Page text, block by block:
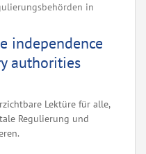
in
independence
authorities
Lektüre für alle,
Regulierung und